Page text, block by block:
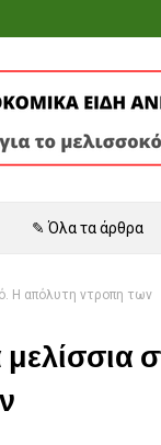
✎ Όλα τα άρθρα
Η απόλυτη ντροπη των